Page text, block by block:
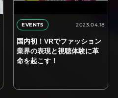
EVENTS 2023.04.18
国内初！VRでファッション
業界の表現と視聴体験に革
命を起こす！